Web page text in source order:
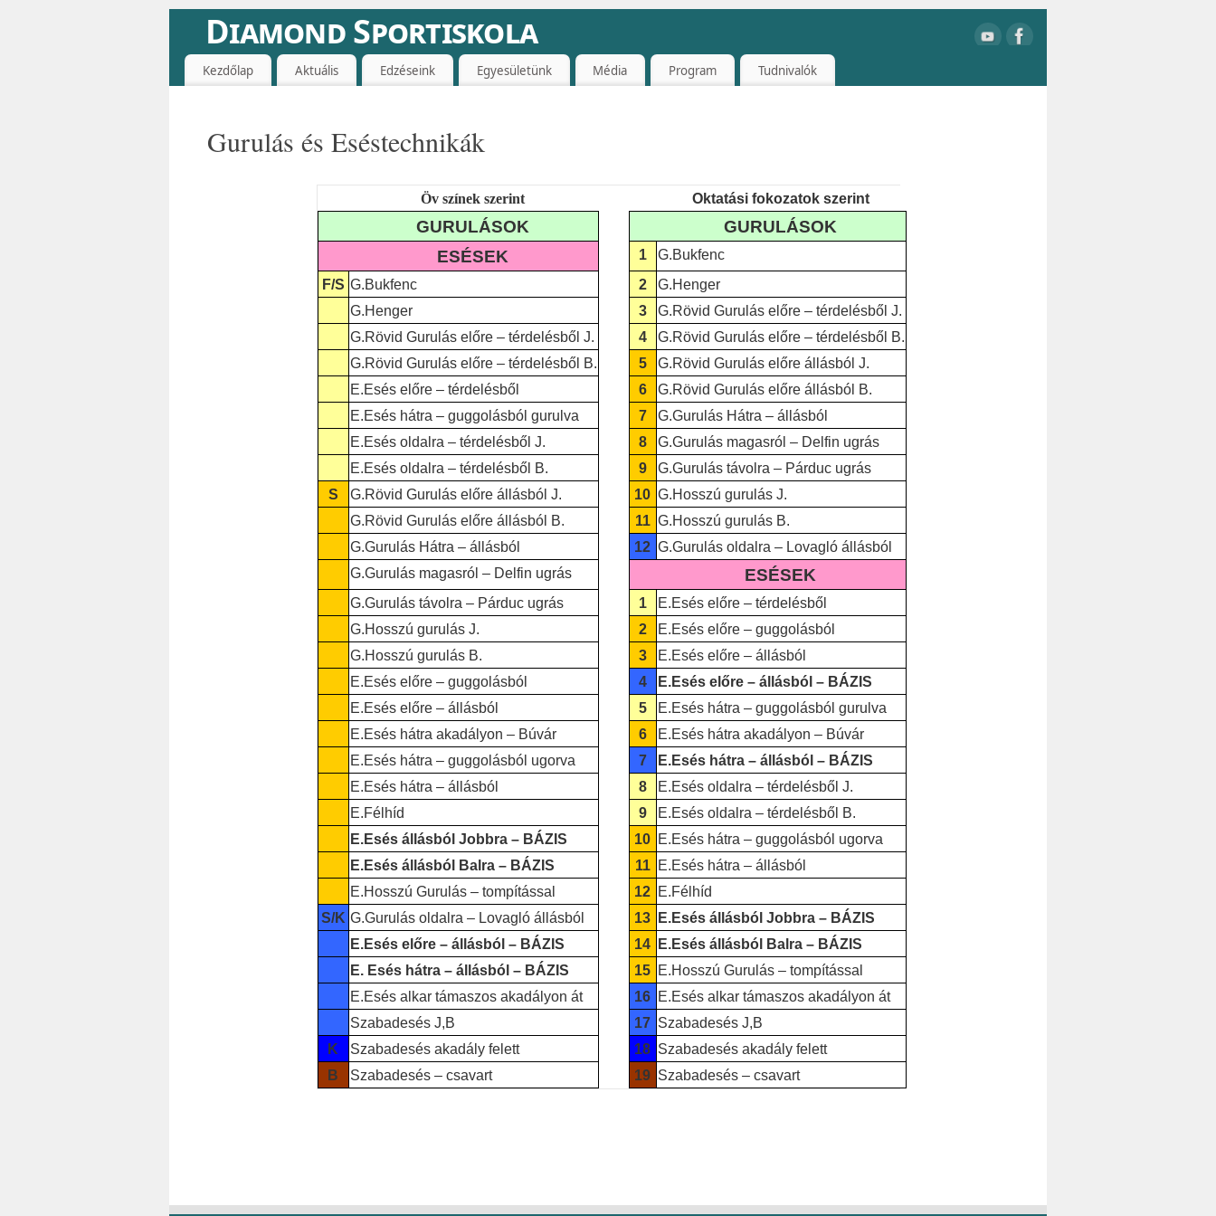
Diamond Sportiskola
Kezdőlap Aktuális Edzéseink Egyesületünk Média Program Tudnivalók
Gurulás és Eséstechnikák
Öv színek szerint Oktatási fokozatok szerint
GURULÁSOK
GURULÁSOK
ESÉSEK
1
G.Bukfenc
F/S G.Bukfenc 2
G.Henger
G.Henger
3
G.Rövid Gurulás előre – térdelésből J.
G.Rövid Gurulás előre – térdelésből J.
4
G.Rövid Gurulás előre – térdelésből B.
G.Rövid Gurulás előre – térdelésből B.
5
G.Rövid Gurulás előre állásból J.
E.Esés előre – térdelésből
6
G.Rövid Gurulás előre állásból B.
E.Esés hátra – guggolásból gurulva
7
G.Gurulás Hátra – állásból
E.Esés oldalra – térdelésből J.
8
G.Gurulás magasról – Delfin ugrás
E.Esés oldalra – térdelésből B.
9
G.Gurulás távolra – Párduc ugrás
S
G.Rövid Gurulás előre állásból J. 10 G.Hosszú gurulás J.
G.Rövid Gurulás előre állásból B.
11 G.Hosszú gurulás B.
G.Gurulás Hátra – állásból
12 G.Gurulás oldalra – Lovagló állásból
G.Gurulás magasról – Delfin ugrás
ESÉSEK
G.Gurulás távolra – Párduc ugrás 1
E.Esés előre – térdelésből
G.Hosszú gurulás J.
2
E.Esés előre – guggolásból
G.Hosszú gurulás B.
3
E.Esés előre – állásból
E.Esés előre – guggolásból
4
E.Esés előre – állásból – BÁZIS
E.Esés előre – állásból
5
E.Esés hátra – guggolásból gurulva
E.Esés hátra akadályon – Búvár
6
E.Esés hátra akadályon – Búvár
E.Esés hátra – guggolásból ugorva
7
E.Esés hátra – állásból – BÁZIS
E.Esés hátra – állásból
8
E.Esés oldalra – térdelésből J.
E.Félhíd
9
E.Esés oldalra – térdelésből B.
E.Esés állásból Jobbra – BÁZIS
10 E.Esés hátra – guggolásból ugorva
E.Esés állásból Balra – BÁZIS
11
E.Esés hátra – állásból
E.Hosszú Gurulás – tompítással
12 E.Félhíd
S/K G.Gurulás oldalra – Lovagló állásból 13
E.Esés állásból Jobbra – BÁZIS
E.Esés előre – állásból – BÁZIS
14
E.Esés állásból Balra – BÁZIS
E. Esés hátra – állásból – BÁZIS
15 E.Hosszú Gurulás – tompítással
E.Esés alkar támaszos akadályon át
16 E.Esés alkar támaszos akadályon át
Szabadesés J,B
17 Szabadesés J,B
K
Szabadesés akadály felett 18 Szabadesés akadály felett
B
Szabadesés – csavart 19 Szabadesés – csavart